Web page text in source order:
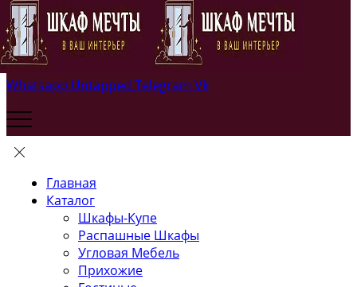
Whatsapp Untapped Telegram Vk
Главная
Каталог
Шкафы-Купе
Распашные Шкафы
Угловая Мебель
Прихожие